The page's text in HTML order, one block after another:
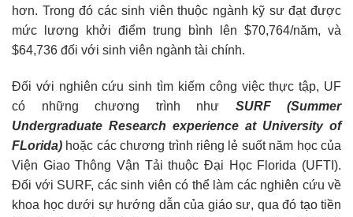
hơn. Trong đó các sinh viên thuộc ngành kỹ sư đạt được
mức lương khởi điểm trung bình lên $70,764/năm, và
$64,736 đối với sinh viên ngành tài chính.
Đối với nghiên cứu sinh tìm kiếm công việc thực tập, UF
có những chương trình như SURF (Summer
Undergraduate Research experience at University of
FLorida) hoặc các chương trình riêng lẻ suốt năm học của
Viện Giao Thông Vận Tải thuộc Đại Học Florida (UFTI).
Đối với SURF, các sinh viên có thể làm các nghiên cứu về
khoa học dưới sự hướng dẫn của giáo sư, qua đó tạo tiền